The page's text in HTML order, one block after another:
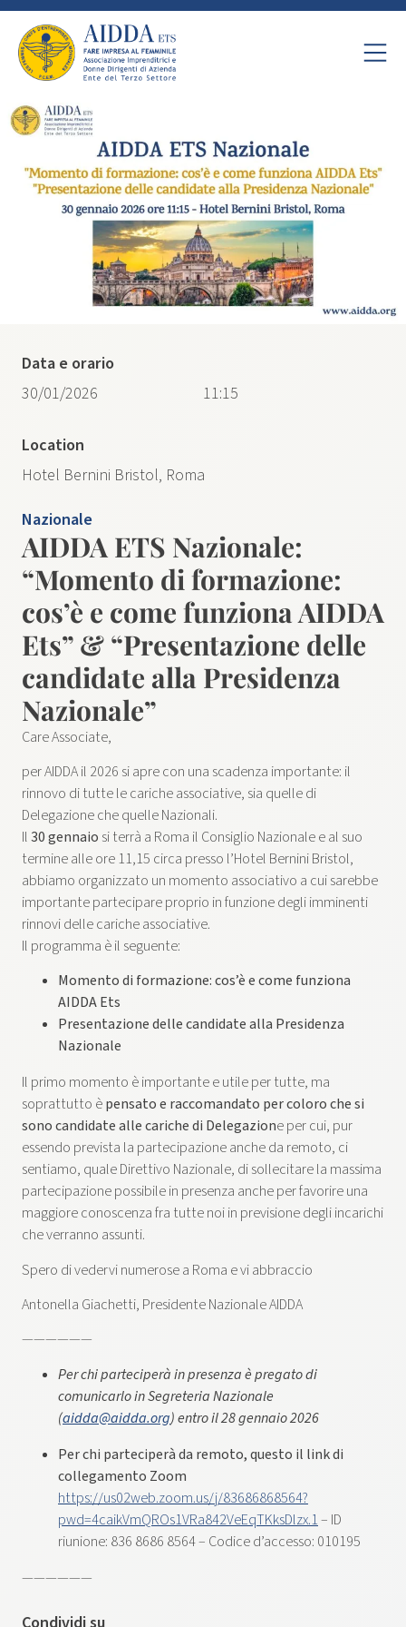
Nazionale
AIDDA ETS Nazionale:
“Momento di formazione:
cos’è e come funziona AIDDA
Ets” & “Presentazione delle
candidate alla Presidenza
Nazionale”
Care Associate,
per AIDDA il 2026 si apre con una scadenza importante: il
rinnovo di tutte le cariche associative, sia quelle di
Delegazione che quelle Nazionali.
Il30 gennaio si terrà a Roma il Consiglio Nazionale e al suo
termine alle ore 11,15 circa presso l’Hotel Bernini Bristol,
abbiamo organizzato un momento associativo a cui sarebbe
importante partecipare proprio in funzione degli imminenti
rinnovi delle cariche associative.
Il programma è il seguente:
Momento di formazione: cos’è e come funziona
AIDDA Ets
Presentazione delle candidate alla Presidenza
Nazionale
Il primo momento è importante e utile per tutte, ma
soprattutto èpensato e raccomandato per coloro che si
sono candidate alle cariche di Delegazione per cui, pur
essendo prevista la partecipazione anche da remoto, ci
sentiamo, quale Direttivo Nazionale, di sollecitare la massima
partecipazione possibile in presenza anche per favorire una
maggiore conoscenza fra tutte noi in previsione degli incarichi
che verranno assunti.
Spero di vedervi numerose a Roma e vi abbraccio
Antonella Giachetti, Presidente Nazionale AIDDA
——————
Per chi parteciperà in presenza è pregato di
comunicarlo in Segreteria Nazionale
(aidda@aidda.org) entro il 28 gennaio 2026
Per chi parteciperà da remoto, questo il link di
collegamento Zoom
https://us02web.zoom.us/j/83686868564?
pwd=4caikVmQROs1VRa842VeEqTKksDlzx.1– ID
riunione: 836 8686 8564 – Codice d’accesso: 010195
——————
Data e orario
30/01/2026
11:15
Location
Hotel Bernini Bristol, Roma